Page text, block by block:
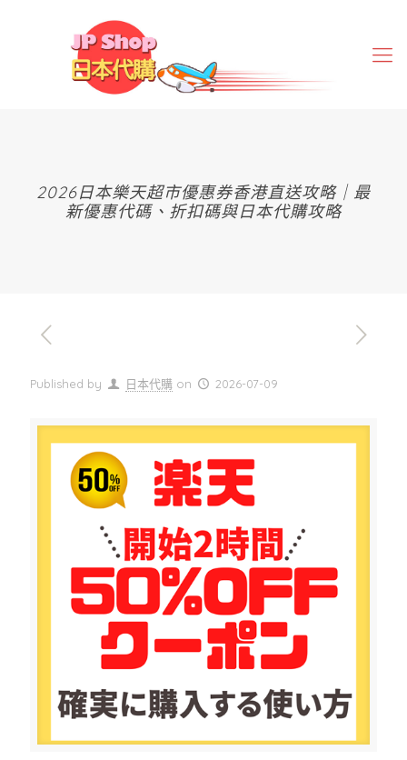
2026日本樂天超市優惠券香港直送攻略｜最
新優惠代碼、折扣碼與日本代購攻略
Published by 日本代購 on 2026-07-09